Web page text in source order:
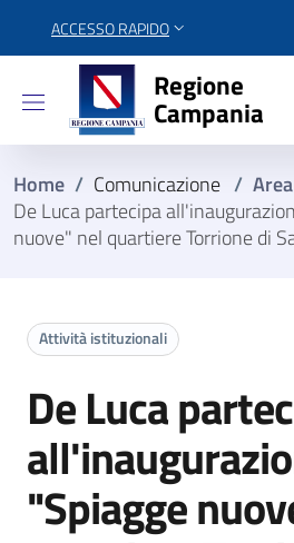
ACCESSO RAPIDO
Regione
Campania
Home / Comunicazione /
De Luca partecipa
nuove" nel quartiere Torrione di
Attività istituzionali
De Luca
"Spiagge